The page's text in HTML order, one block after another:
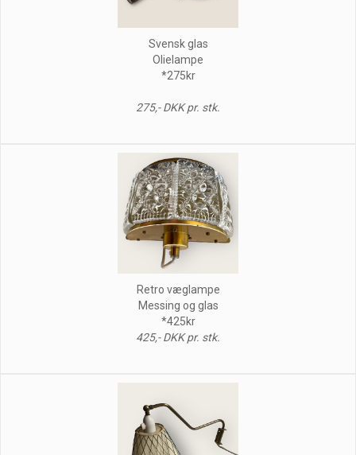
Svensk glas
Olielampe
*275kr
275,- DKK pr. stk.
Retro væglampe
Messing og glas
*425kr
425,- DKK pr. stk.